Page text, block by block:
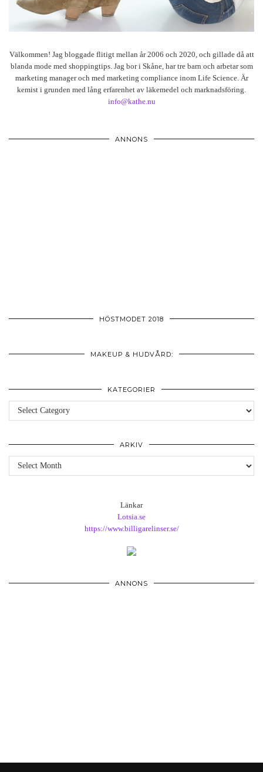
Välkommen! Jag bloggade flitigt mellan år 2006 och 2020, och gillade då att
blanda mode med shoppingtips. Jag bor i Skåne, har tre barn och arbetar som
marketing manager och med marketing compliance inom Life Science. Är
kemist i grunden med lång erfarenhet av läkemedel och marknadsföring.
info@kathe.nu
ANNONS
HÖSTMODET 2018
MAKEUP & HUDVÅRD:
KATEGORIER
Kategorier
ARKIV
Arkiv
Länkar
Lotsia.se
https://www.billigarelinser.se/
ANNONS